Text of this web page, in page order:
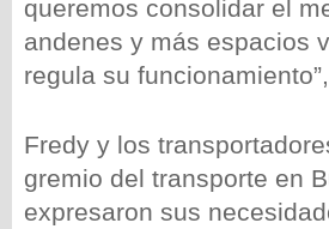
queremos consolidar el
andenes y más espacios
regula su
Fredy y los
gremio del transporte en
expresaron sus